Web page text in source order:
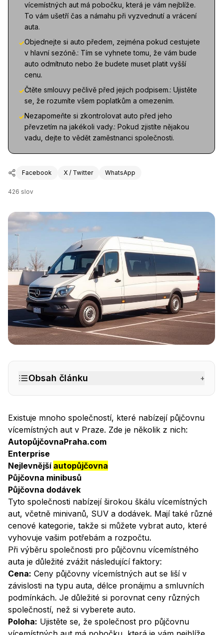
vícemístných aut má pobočku, která je vám nejblíže.
To vám ušetří čas a námahu při vyzvednutí a vrácení
auta.
✓Objednejte si auto předem, zejména pokud cestujete
v hlavní sezóně.: Tím se vyhnete tomu, že vám bude
auto odmítnuto nebo že budete muset platit vyšší
cenu.
✓Čtěte smlouvy pečlivě před jejich podpisem.: Ujistěte
se, že rozumíte všem poplatkům a omezením.
✓Nezapomeňte si zkontrolovat auto před jeho
převzetím na jakékoli vady.: Pokud zjistíte nějakou
vadu, dejte to vědět zaměstnanci společnosti.
Facebook X / Twitter WhatsApp
426 slov
Obsah článku +
Existuje mnoho společností, které nabízejí půjčovnu
vícemístných aut v Praze. Zde je několik z nich:
AutopůjčovnaPraha.com
Enterprise
Nejlevnější autopůjčovna
Půjčovna minibusů
Půjčovna dodávek
Tyto společnosti nabízejí širokou škálu vícemístných
aut, včetně minivanů, SUV a dodávek. Mají také různé
cenové kategorie, takže si můžete vybrat auto, které
vyhovuje vašim potřebám a rozpočtu.
Při výběru společnosti pro půjčovnu vícemístného
auta je důležité zvážit následující faktory:
Cena: Ceny půjčovny vícemístných aut se liší v
závislosti na typu auta, délce pronájmu a smluvních
podmínkách. Je důležité si porovnat ceny různých
společností, než si vyberete auto.
Poloha: Ujistěte se, že společnost pro půjčovnu